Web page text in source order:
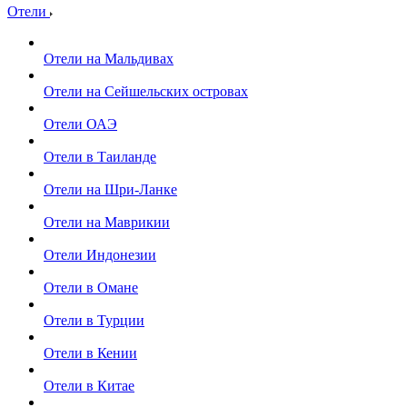
Отели
Отели на Мальдивах
Отели на Сейшельских островах
Отели ОАЭ
Отели в Таиланде
Отели на Шри-Ланке
Отели на Маврикии
Отели Индонезии
Отели в Омане
Отели в Турции
Отели в Кении
Отели в Китае